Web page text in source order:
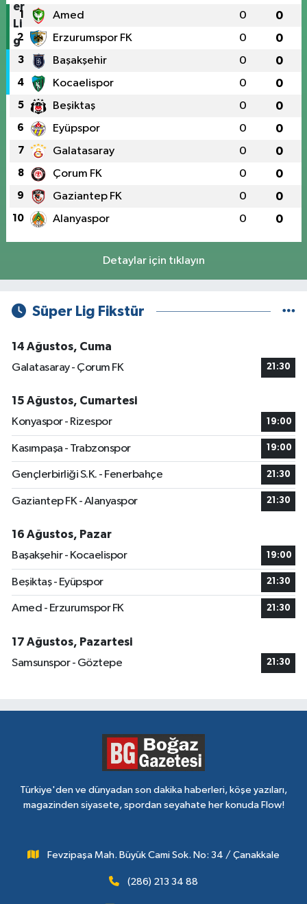
1 Amed 0 0
2 Erzurumspor FK 0 0
3 Başakşehir 0 0
4 Kocaelispor 0 0
5 Beşiktaş 0 0
6 Eyüpspor 0 0
7 Galatasaray 0 0
8 Çorum FK 0 0
9 Gaziantep FK 0 0
10 Alanyaspor 0 0
Detaylar için tıklayın
Süper Lig Fikstür
14 Ağustos, Cuma
Galatasaray - Çorum FK
21:30
15 Ağustos, Cumartesi
Konyaspor - Rizespor
19:00
Kasımpaşa - Trabzonspor 19:00
Gençlerbirliği S.K. - Fenerbahçe 21:30
Gaziantep FK - Alanyaspor 21:30
16 Ağustos, Pazar
Başakşehir - Kocaelispor
19:00
Beşiktaş - Eyüpspor 21:30
Amed - Erzurumspor FK 21:30
17 Ağustos, Pazartesi
Samsunspor - Göztepe
21:30
Türkiye'den ve dünyadan son dakika haberleri, köşe yazıları,
magazinden siyasete, spordan seyahate her konuda Flow!
Fevzipaşa Mah. Büyük Cami Sok. No: 34 / Çanakkale
(286) 213 34 88